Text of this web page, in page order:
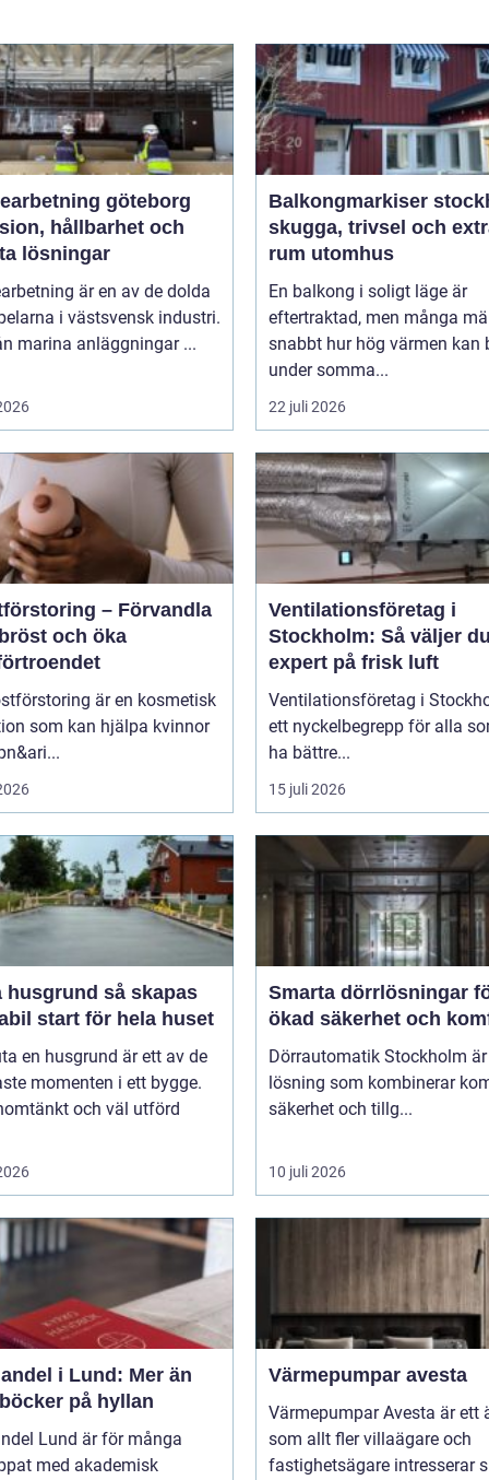
göteborg
hållbarhet och
lösningar
är en av de dolda
i västsvensk industri.
marina anläggningar ...
Balkongmarkiser
skugga, trivsel och
rum utomhus
En balkong i soligt läge är
eftertraktad, men många
snabbt hur hög värmen kan
under somma...
22 juli 2026
– Förvandla
och öka
är en kosmetisk
som kan hjälpa kvinnor
Ventilationsföretag i
Stockholm: Så väljer
expert på frisk luft
Ventilationsföretag i
ett nyckelbegrepp för alla
ha bättre...
15 juli 2026
så skapas
start för hela huset
en husgrund är ett av de
momenten i ett bygge.
och väl utförd
Smarta dörrlösningar
ökad säkerhet och
Dörrautomatik Stockholm
lösning som kombinerar
säkerhet och tillg...
10 juli 2026
i Lund: Mer än
på hyllan
Lund är för många
med akademisk
Värmepumpar avesta
Värmepumpar Avesta är ett
som allt fler villaägare och
fastighetsägare intresserar